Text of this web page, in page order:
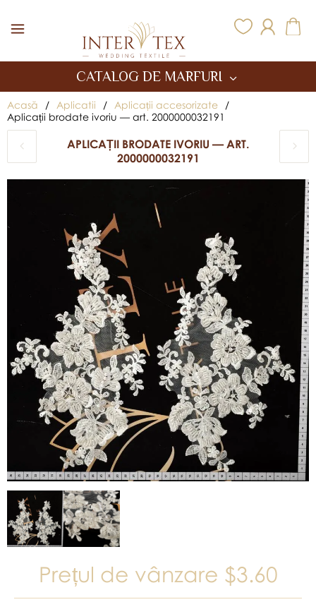
CATALOG DE MARFURI
Acasă / Aplicatii / Aplicații accesorizate
/
Aplicații brodate ivoriu — art. 2000000032191
APLICAȚII BRODATE IVORIU — ART.
2000000032191
Prețul de vânzare $3.60